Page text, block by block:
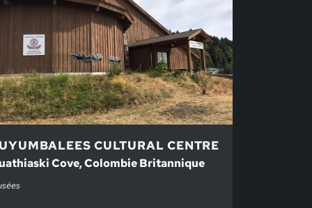
CULTURAL CENTRE
Cove, Colombie Britannique